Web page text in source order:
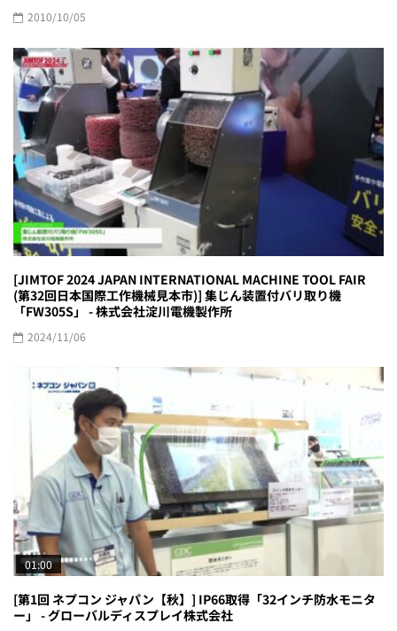
2010/10/05
[JIMTOF 2024 JAPAN INTERNATIONAL MACHINE TOOL FAIR
(第32回日本国際工作機械見本市)] 集じん装置付バリ取り機
「FW305S」 - 株式会社淀川電機製作所
2024/11/06
01:00
[第1回 ネプコン ジャパン【秋】] IP66取得「32インチ防水モニタ
ー」 - グローバルディスプレイ株式会社